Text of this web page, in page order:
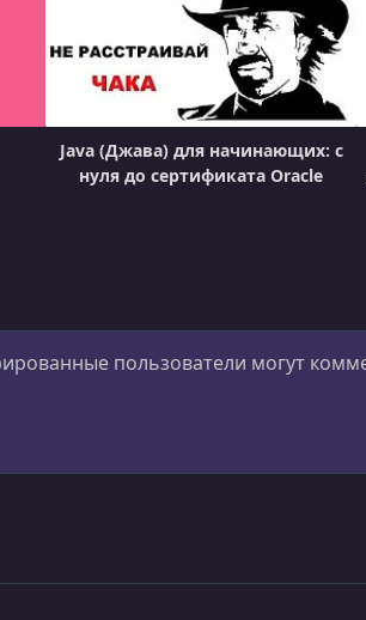
Java (Джава) для начинающих: с
нуля до сертификата Oracle